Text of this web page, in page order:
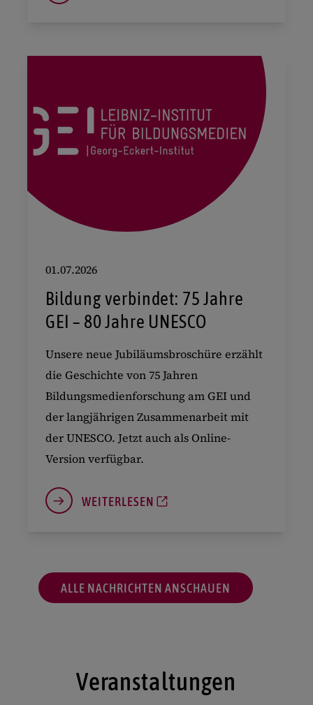
01.07.2026
Bildung verbindet: 75 Jahre
GEI – 80 Jahre UNESCO
Unsere neue Jubiläumsbroschüre erzählt
die Geschichte von 75 Jahren
Bildungsmedienforschung am GEI und
der langjährigen Zusammenarbeit mit
der UNESCO. Jetzt auch als Online-
Version verfügbar.
WEITERLESEN
ALLE NACHRICHTEN ANSCHAUEN
Veranstaltungen